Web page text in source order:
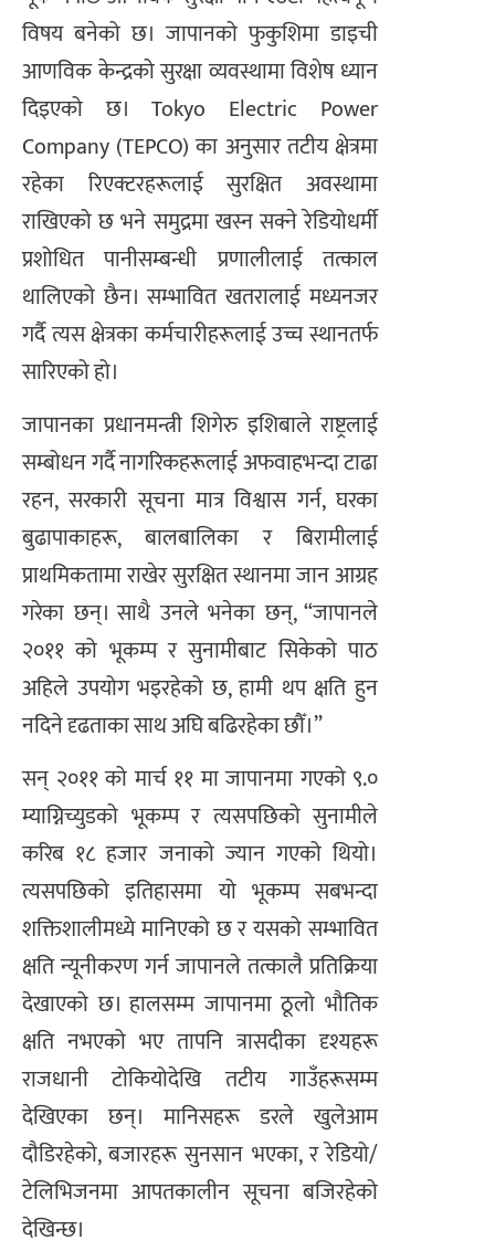
विषय बनेको छ। जापानको फुकुशिमा डाइची
आणविक केन्द्रको सुरक्षा व्यवस्थामा विशेष ध्यान
दिइएको छ। Tokyo Electric Power
Company (TEPCO) का अनुसार तटीय क्षेत्रमा
रहेका रिएक्टरहरूलाई सुरक्षित अवस्थामा
राखिएको छ भने समुद्रमा खस्न सक्ने रेडियोधर्मी
प्रशोधित पानीसम्बन्धी प्रणालीलाई तत्काल
थालिएको छैन। सम्भावित खतरालाई मध्यनजर
गर्दै त्यस क्षेत्रका कर्मचारीहरूलाई उच्च स्थानतर्फ
सारिएको हो।
जापानका प्रधानमन्त्री शिगेरु इशिबाले राष्ट्रलाई
सम्बोधन गर्दै नागरिकहरूलाई अफवाहभन्दा टाढा
रहन, सरकारी सूचना मात्र विश्वास गर्न, घरका
बुढापाकाहरू, बालबालिका र बिरामीलाई
प्राथमिकतामा राखेर सुरक्षित स्थानमा जान आग्रह
गरेका छन्। साथै उनले भनेका छन्, “जापानले
२०११ को भूकम्प र सुनामीबाट सिकेको पाठ
अहिले उपयोग भइरहेको छ, हामी थप क्षति हुन
नदिने दृढताका साथ अघि बढिरहेका छौँ।”
सन् २०११ को मार्च ११ मा जापानमा गएको ९.०
म्याग्निच्युडको भूकम्प र त्यसपछिको सुनामीले
करिब १८ हजार जनाको ज्यान गएको थियो।
त्यसपछिको इतिहासमा यो भूकम्प सबभन्दा
शक्तिशालीमध्ये मानिएको छ र यसको सम्भावित
क्षति न्यूनीकरण गर्न जापानले तत्कालै प्रतिक्रिया
देखाएको छ। हालसम्म जापानमा ठूलो भौतिक
क्षति नभएको भए तापनि त्रासदीका दृश्यहरू
राजधानी टोकियोदेखि तटीय गाउँहरूसम्म
देखिएका छन्। मानिसहरू डरले खुलेआम
दौडिरहेको, बजारहरू सुनसान भएका, र रेडियो/
टेलिभिजनमा आपतकालीन सूचना बजिरहेको
देखिन्छ।